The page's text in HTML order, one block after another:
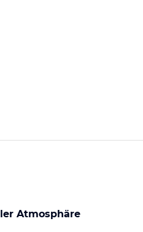
Atmosphäre